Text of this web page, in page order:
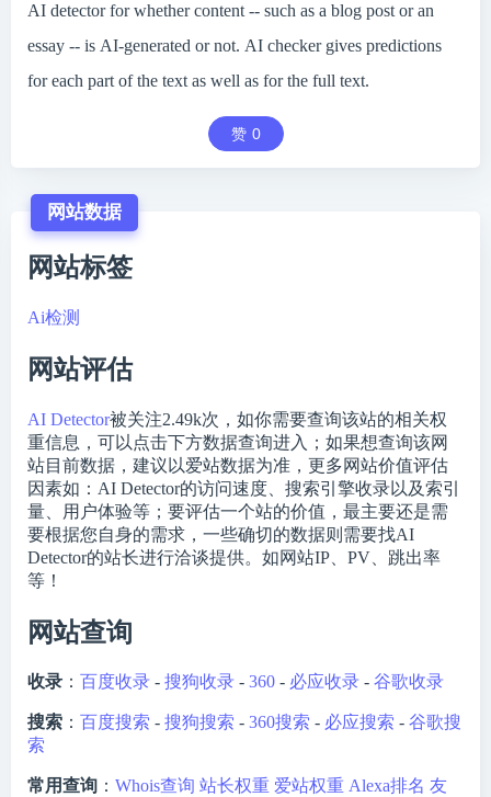
AI detector for whether content -- such as a blog post or an
essay -- is AI-generated or not. AI checker gives predictions
for each part of the text as well as for the full text.
赞 0
网站数据
网站标签
Ai检测
网站评估
AI Detector被关注2.49k次，如你需要查询该站的相关权
重信息，可以点击下方数据查询进入；如果想查询该网
站目前数据，建议以爱站数据为准，更多网站价值评估
因素如：AI Detector的访问速度、搜索引擎收录以及索引
量、用户体验等；要评估一个站的价值，最主要还是需
要根据您自身的需求，一些确切的数据则需要找AI
Detector的站长进行洽谈提供。如网站IP、PV、跳出率
等！
网站查询
收录 ： 百度收录 - 搜狗收录 - 360 - 必应收录 - 谷歌收录
搜索 ： 百度搜索 - 搜狗搜索 - 360搜索 - 必应搜索 - 谷歌搜
索
常用查询 ： Whois查询 站长权重 爱站权重 Alexa排名 友